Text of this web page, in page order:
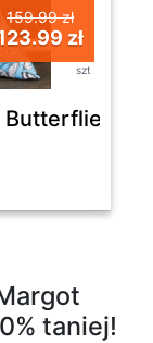
159.99 zł
zł
szt
Butterflies,
taniej!